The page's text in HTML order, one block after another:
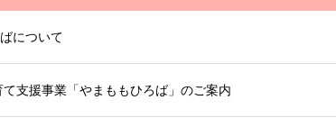
について
支援事業「やまももひろば」のご案内